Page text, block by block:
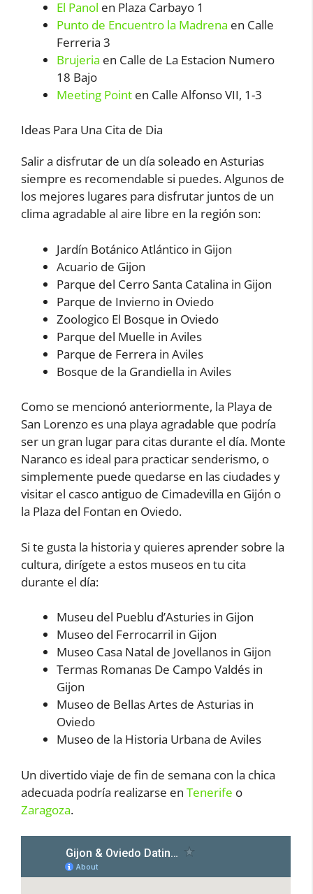
El Panol en Plaza Carbayo 1
Punto de Encuentro la Madrena en Calle
Ferreria 3
Brujeria en Calle de La Estacion Numero
18 Bajo
Meeting Point en Calle Alfonso VII, 1-3
Ideas Para Una Cita de Dia
Salir a disfrutar de un día soleado en Asturias
siempre es recomendable si puedes. Algunos de
los mejores lugares para disfrutar juntos de un
clima agradable al aire libre en la región son:
Jardín Botánico Atlántico in Gijon
Acuario de Gijon
Parque del Cerro Santa Catalina in Gijon
Parque de Invierno in Oviedo
Zoologico El Bosque in Oviedo
Parque del Muelle in Aviles
Parque de Ferrera in Aviles
Bosque de la Grandiella in Aviles
Como se mencionó anteriormente, la Playa de
San Lorenzo es una playa agradable que podría
ser un gran lugar para citas durante el día. Monte
Naranco es ideal para practicar senderismo, o
simplemente puede quedarse en las ciudades y
visitar el casco antiguo de Cimadevilla en Gijón o
la Plaza del Fontan en Oviedo.
Si te gusta la historia y quieres aprender sobre la
cultura, dirígete a estos museos en tu cita
durante el día:
Museu del Pueblu d’Asturies in Gijon
Museo del Ferrocarril in Gijon
Museo Casa Natal de Jovellanos in Gijon
Termas Romanas De Campo Valdés in
Gijon
Museo de Bellas Artes de Asturias in
Oviedo
Museo de la Historia Urbana de Aviles
Un divertido viaje de fin de semana con la chica
adecuada podría realizarse en Tenerife o
Zaragoza.